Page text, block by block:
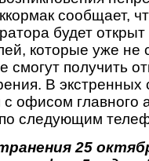
сообщает,
будет
которые уже не
смогут получить
В экстренных
с офисом главного
следующим
25